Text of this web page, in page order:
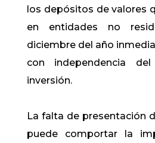
los depósitos de valores
en entidades no
diciembre del año
con independencia
inversión.
La falta de presentación
puede comportar la